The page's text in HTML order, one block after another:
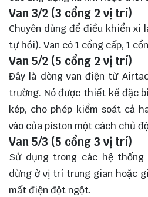
Van 3/2 (3 cổng 2 vị trí)
Chuyên dùng để điều khiển xi
tự hồi). Van có 1 cổng cấp, 1
Van 5/2 (5 cổng 2 vị trí)
Đây là dòng van điện từ
trường. Nó được thiết kế đặc
kép, cho phép kiểm soát cả
vào của piston một cách chủ
Van 5/3 (5 cổng 3 vị trí)
Sử dụng trong các hệ
dừng ở vị trí trung gian hoặc
mất điện đột ngột.